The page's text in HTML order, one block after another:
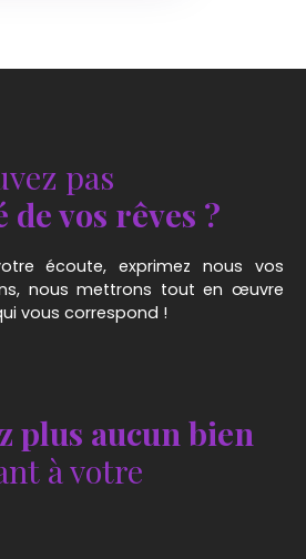
pas
vos rêves ?
écoute, exprimez nous vos
nous mettrons tout en œuvre
vous correspond !
plus aucun bien
à votre